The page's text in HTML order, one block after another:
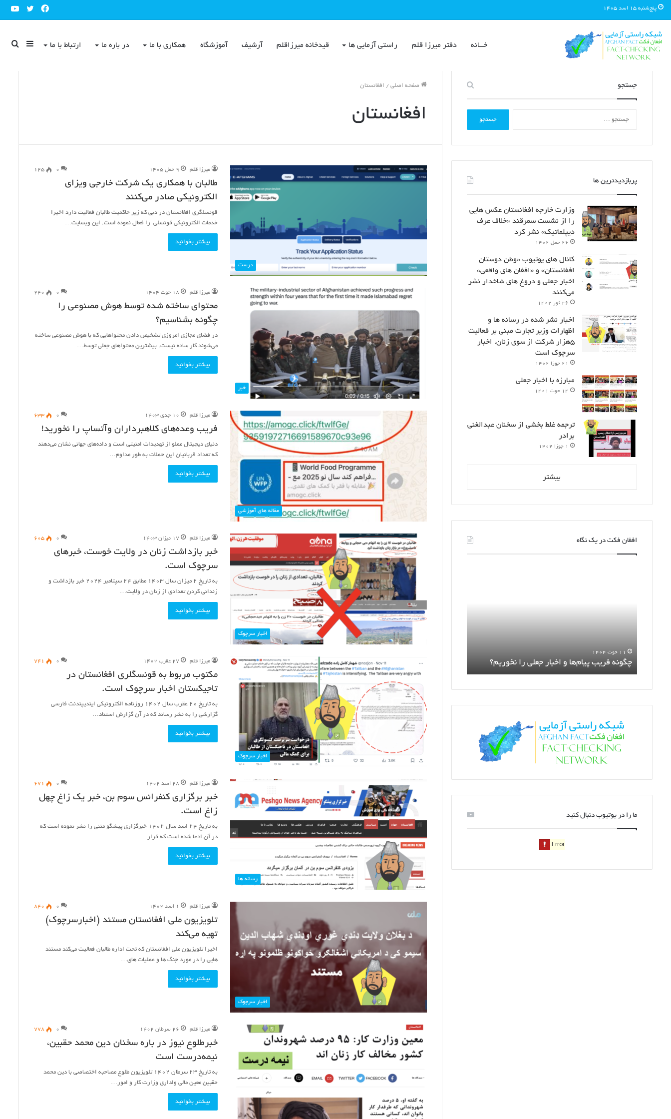
پنج‌شنبه ۱۵ اسد ۱۴۰۵ Twitter
Facebook
خــانه دفتر میرزا قلم راستی آزمایی ها قیدخانه میرزاقلم آرشیف آموزشگاه همکاری با ما در باره ما ارتباط با ما Sidebar
صفحه اصلی / افغانستان
افغانستان
درست
میرزا قلم ۹ حمل ۱۴۰۵ ۰ ۱۲۵
طالبان با همکاری یک شرکت خارجی ویزای
الکترونیکی صادر می‌کنند
قونسلگری افغانستان در دبی که زیر حاکمیت طالبان فعالیت دارد اخیرا
خدمات الکترونیکی قونسلی را فعال نموده است. این وبسایت…
بیشتر بخوانید
خبر
میرزا قلم ۱۸ حوت ۱۴۰۴ ۰ ۲۴۰
محتوای ساخته شده توسط هوش مصنوعی را
چگونه بشناسیم؟
در فضای مجازی امروزی تشخیص دادن محتواهایی که با هوش مصنوعی ساخته
می‌شوند کار ساده نیست. بیشترین محتواهای جعلی توسط…
بیشتر بخوانید
مقاله های آموزشی
میرزا قلم ۱۰ جدی ۱۴۰۳ ۰ ۶۳۳
فریب وعده‌های کلاهبرداران وآتساپ را نخورید!‌
دنیای دیجیتال مملو از تهدیدات امنیتی است و داده‌های جهانی نشان می‌دهند
که تعداد قربانیان این حملات به طور مداوم…
بیشتر بخوانید
اخبار سرچوک
میرزا قلم ۱۷ میزان ۱۴۰۳ ۰ ۶۰۵
خبر بازداشت زنان در ولایت خوست، خبرهای
سرچوک است.
به تاریخ ۲ میزان سال ۱۴۰۳ مطابق ۲۴ سپتامبر ۲۰۲۴ خبر بازداشت و
زندانی کردن تعدادی از زنان در ولایت…
بیشتر بخوانید
اخبار سرچوک
میرزا قلم ۲۷ عقرب ۱۴۰۲ ۰ ۷۴۱
مکتوب مربوط به قونسگلری افغانستان در
تاجیکستان اخبار سرچوک است.
به تاریخ ۲۰ عقرب سال ۱۴۰۲ روزنامه الکترونیکی ایندیپندنت فارسی
گزارشی را به نشر رساند که در آن گزارش استناد…
بیشتر بخوانید
رسانه ها
میرزا قلم ۲۸ اسد ۱۴۰۲ ۰ ۶۷۱
خبر برگزاری کنفرانس سوم بن، خبر یک زاغ چهل
زاغ است.
به تاریخ ۲۴ اسد سال ۱۴۰۲ خبرگزاری پیشگو متنی را نشر نموده است که
در آن ادعا شده است که قرار…
بیشتر بخوانید
اخبار سرچوک
میرزا قلم ۱ اسد ۱۴۰۲ ۰ ۸۴۰
تلویزیون ملی افغانستان مستند (اخبارسرچوک)
تهیه می‌کند
اخیرا تلویزیون ملی افغانستان که تحت اداره طالبان فعالیت می‌کند مستند
هایی را در مورد جنگ ها و عملیات های…
بیشتر بخوانید
میرزا قلم ۲۶ سرطان ۱۴۰۲ ۰ ۷۷۸
خبرطلوع نیوز در باره سخنان دین محمد حقبین،
نیمه‌درست است
به تاریخ ۲۳ سرطان ۱۴۰۲ تلویزیون طلوع مصاحبه اختصاصی با دین محمد
حقبین معین مالی واداری وزارت کار و امور…
بیشتر بخوانید
جستجو
پربازدیدترین ها
وزارت خارجه افغانستان عکس هایی
را از نشست سمرقند «خلاف عرف
دیپلماتیک» نشر کرد
۲۶ حمل ۱۴۰۲
کانال های یوتیوب «وطن دوستان
افغانستان» و «افغان های واقعی»
اخبار جعلی و دروغ های شاخدار نشر
می‌کنند
۲۶ ثور ۱۴۰۲
اخبار نشر شده در رسانه ها و
اظهارات وزیر تجارت مبنی بر فعالیت
۵هزار شرکت از سوی زنان، اخبار
سرچوک است
۲۱ جوزا ۱۴۰۲
مبارزه با اخبار جعلی
۱۴ حوت ۱۴۰۱
ترجمه غلط بخشی از سخنان عبدالغنی
برادر
۱ جوزا ۱۴۰۲
بیشتر
افغان فکت در یک نگاه
۱۱ حوت ۱۴۰۴
چگونه فریب پیام‌ها و اخبار جعلی را نخوریم؟ اطلاعیه بسته رمضانی دروغ شاخ‌دار است
خبر
سلب
حق
پاسپورت
توسط
طالبان،
نادرست
است.۱۰ سنبله ۱۴۰۴
است.
های
اینترنتی
است.
افغانستان، کلاهبرداری اینترنتی
ما را در یوتیوب دنبال کنید